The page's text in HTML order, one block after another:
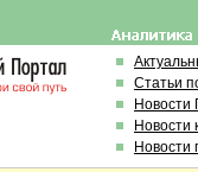
Статьи
Новости
Новости
Новости